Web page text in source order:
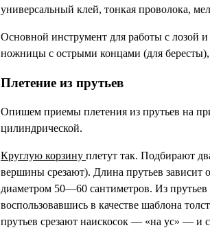
универсальный клей, тонкая проволока,
Основной инструмент для работы с лозой
ножницы с острыми концами (для
Плетение из прутьев
Опишем приемы плетения из прутьев на
цилиндрической.
Круглую корзину плетут так. Подбирают
вершины срезают). Длина прутьев
диаметром 50—60 сантиметров. Из прутьев
воспользовавшись в качестве шаблона
прутьев срезают наискосок — «на ус» — и